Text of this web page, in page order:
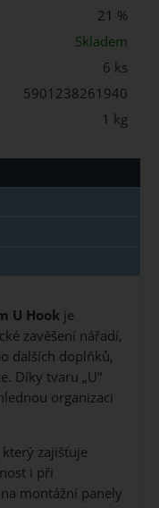
21 %
Skladem
6 ks
5901238261940
1 kg
U Hookje
zavěšení nářadí,
dalších doplňků,
Díky tvaru „U“
organizaci
zajišťuje
i při
montážní panely